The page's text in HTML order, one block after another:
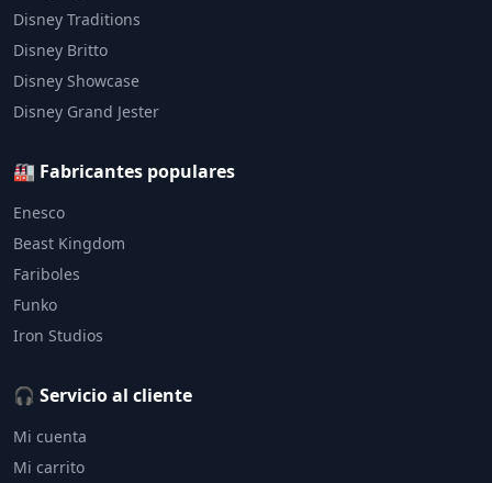
Disney Traditions
Disney Britto
Disney Showcase
Disney Grand Jester
🏭 Fabricantes populares
Enesco
Beast Kingdom
Fariboles
Funko
Iron Studios
🎧 Servicio al cliente
Mi cuenta
Mi carrito